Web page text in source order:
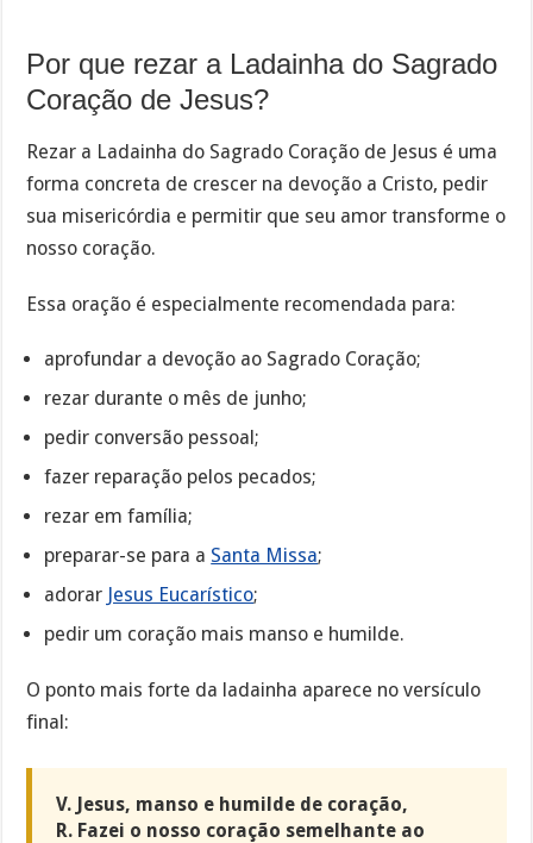
Por que rezar a Ladainha do Sagrado
Coração de Jesus?
Rezar a Ladainha do Sagrado Coração de Jesus é uma
forma concreta de crescer na devoção a Cristo, pedir
sua misericórdia e permitir que seu amor transforme o
nosso coração.
Essa oração é especialmente recomendada para:
aprofundar a devoção ao Sagrado Coração;
rezar durante o mês de junho;
pedir conversão pessoal;
fazer reparação pelos pecados;
rezar em família;
preparar-se para a Santa Missa;
adorar Jesus Eucarístico;
pedir um coração mais manso e humilde.
O ponto mais forte da ladainha aparece no versículo
final:
V. Jesus, manso e humilde de coração,
R. Fazei o nosso coração semelhante ao